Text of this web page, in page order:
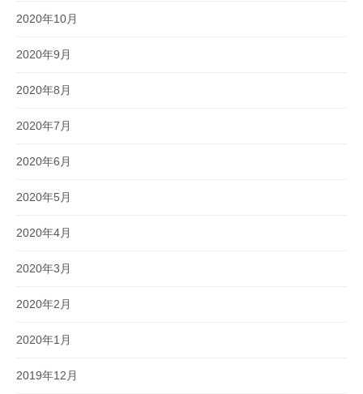
2020年10月
2020年9月
2020年8月
2020年7月
2020年6月
2020年5月
2020年4月
2020年3月
2020年2月
2020年1月
2019年12月